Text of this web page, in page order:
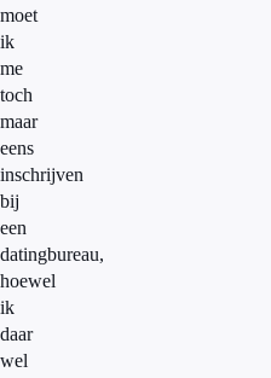
moet
ik
me
toch
maar
eens
inschrijven
bij
een
datingbureau,
hoewel
ik
daar
wel